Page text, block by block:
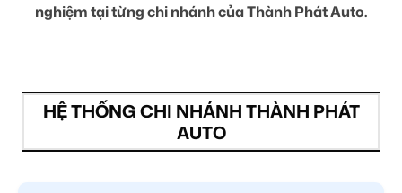
nghiệm tại từng chi nhánh của Thành Phát Auto.
HỆ THỐNG CHI NHÁNH THÀNH PHÁT
AUTO